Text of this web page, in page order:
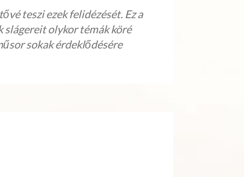
teszi ezek felidézését. Ez a
slágereit olykor témák köré
sokak érdeklődésére